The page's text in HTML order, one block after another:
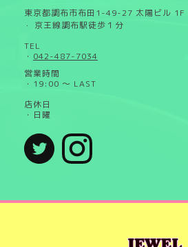
東京都調布市布田1-49-27 太陽ビル 1F
・
京王線調布駅徒歩１分
TEL
・ 042-487-7034
営業時間
・19:00 ～ LAST
店休日
・日曜